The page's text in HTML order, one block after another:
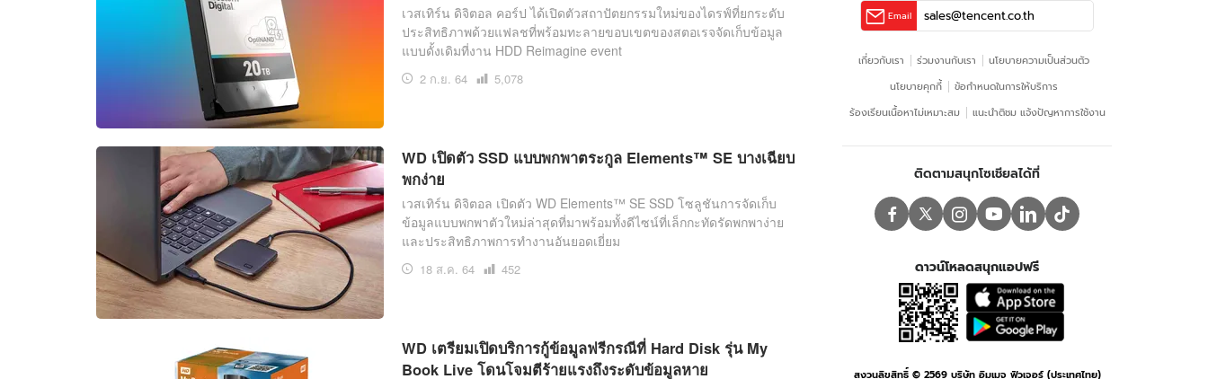
เวสเทิร์น ดิจิตอล คอร์ป ได้เปิดตัวสถาปัตยกรรมใหม่ของไดรฟ์ที่ยกระดับ
ประสิทธิภาพด้วยแฟลชที่พร้อมทะลายขอบเขตของสตอเรจจัดเก็บข้อมูล
แบบดั้งเดิมที่งาน HDD Reimagine event
2 ก.ย. 64
เปิด
5,078
WD เปิดตัว SSD แบบพกพาตระกูล Elements™ SE บางเฉียบ
พกง่าย
เวสเทิร์น ดิจิตอล เปิดตัว WD Elements™ SE SSD โซลูชันการจัดเก็บ
ข้อมูลแบบพกพาตัวใหม่ล่าสุดที่มาพร้อมทั้งดีไซน์ที่เล็กกะทัดรัดพกพาง่าย
และประสิทธิภาพการทำงานอันยอดเยี่ยม
18 ส.ค. 64
เปิด
452
WD เตรียมเปิดบริการกู้ข้อมูลฟรีกรณีที่ Hard Disk รุ่น My
Book Live โดนโจมตีร้ายแรงถึงระดับข้อมูลหาย
Email sales@tencent.co.th
เกี่ยวกับเรา ร่วมงานกับเรา
นโยบายความเป็นส่วนตัว
นโยบายคุกกี้
ข้อกําหนดในการให้บริการ
ร้องเรียนเนื้อหาไม่เหมาะสม
แนะนำติชม แจ้งปัญหาการใช้งาน
ติดตามสนุกโซเชียลได้ที่
ดาวน์โหลดสนุกแอปฟรี
สงวนลิขสิทธิ์ © 2569บริษัท อิมเมจ ฟิวเจอร์ (ประเทศไทย)